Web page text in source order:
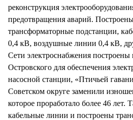
реконструкция
предотвращения аварий.
трансформаторные подстанции,
0,4 кВ, воздушные линии 0,4 кВ,
Сети электроснабжения построены
Островского для обеспечения
насосной станции, «Птичьей
Советском округе заменили
которое проработало более 46 лет.
кабельные линии и построены